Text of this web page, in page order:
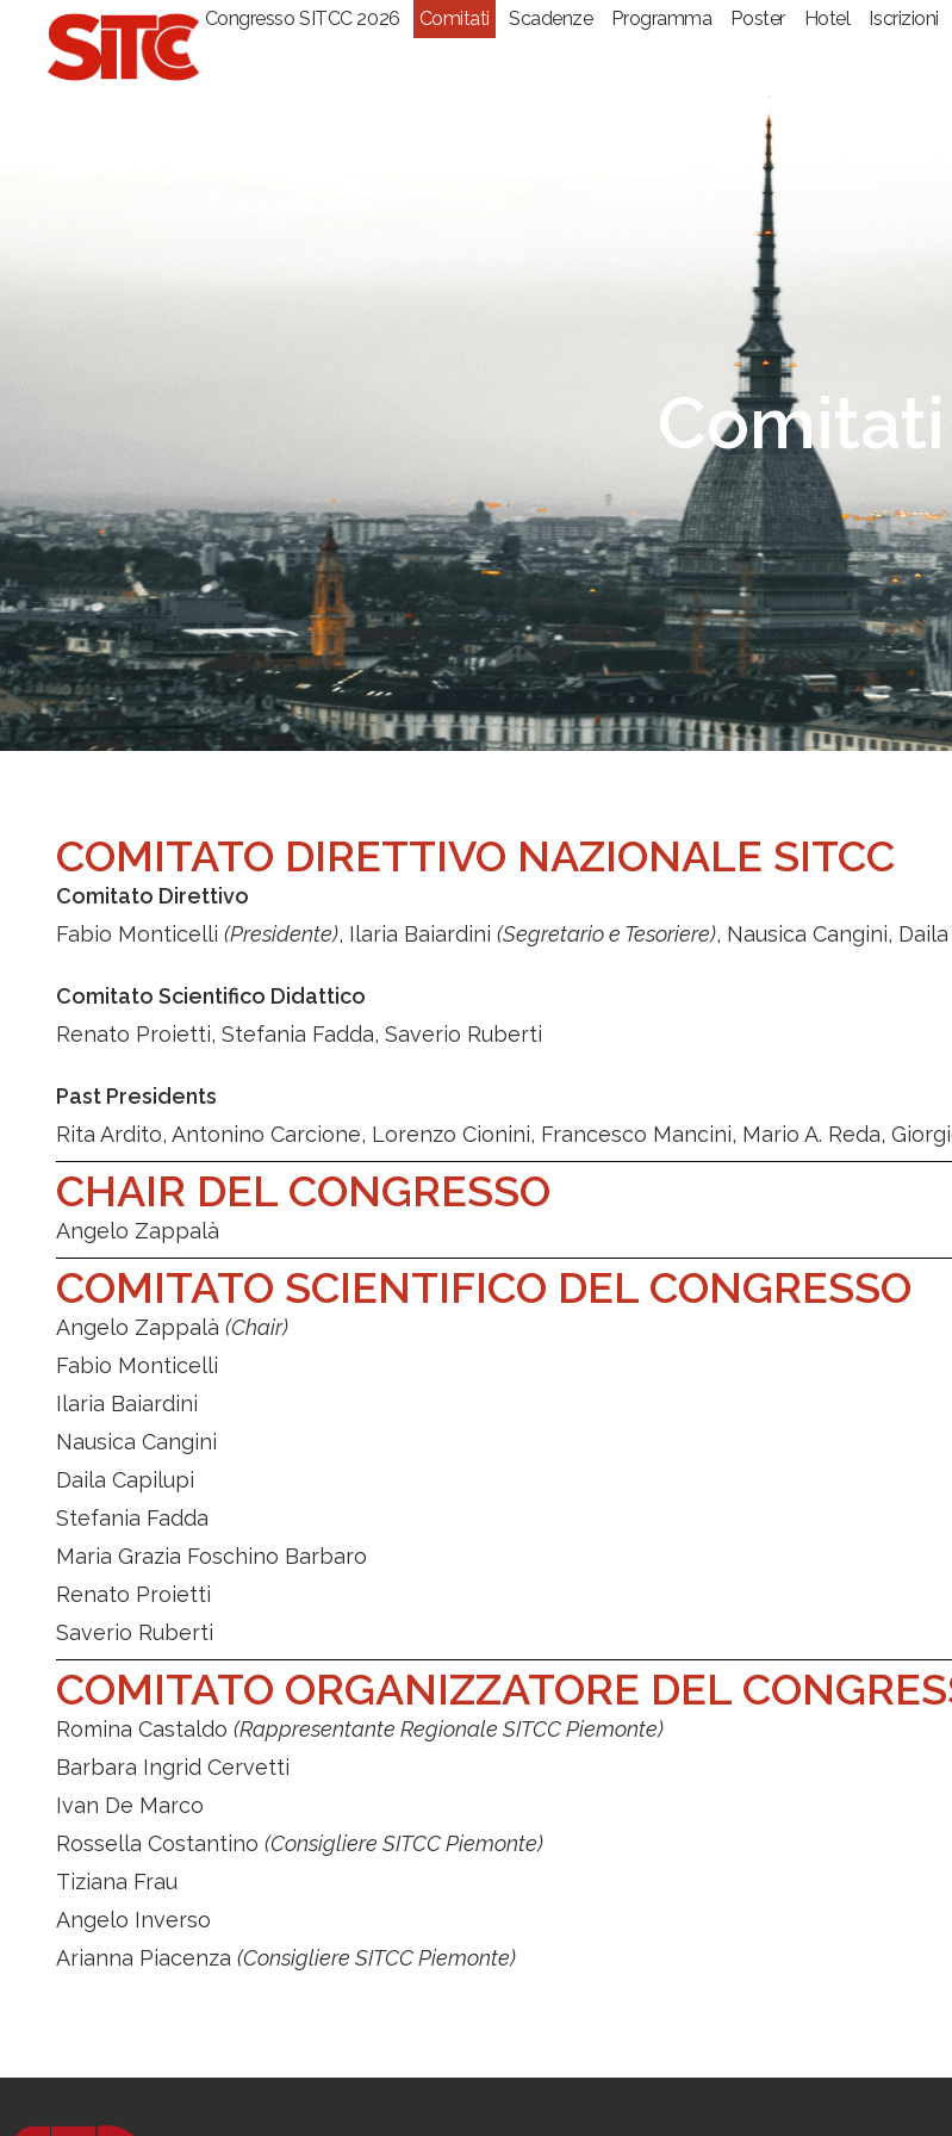
Congresso SITCC 2026 Comitati Scadenze Programma Poster Hotel Iscrizioni
Comitati
COMITATO DIRETTIVO NAZIONALE SITCC
Comitato Direttivo
Fabio Monticelli (Presidente), Ilaria Baiardini (Segretario e Tesoriere), Nausica Cangini,
Comitato Scientifico Didattico
Renato Proietti, Stefania Fadda, Saverio Ruberti
Past Presidents
Rita Ardito, Antonino Carcione, Lorenzo Cionini, Francesco Mancini, Mario A. Reda,
CHAIR DEL CONGRESSO
Angelo Zappalà
COMITATO SCIENTIFICO DEL CONGRESSO
Angelo Zappalà (Chair)
Fabio Monticelli
Ilaria Baiardini
Nausica Cangini
Daila Capilupi
Stefania Fadda
Maria Grazia Foschino Barbaro
Renato Proietti
Saverio Ruberti
COMITATO ORGANIZZATORE DEL
Romina Castaldo (Rappresentante Regionale SITCC Piemonte)
Barbara Ingrid Cervetti
Ivan De Marco
Rossella Costantino (Consigliere SITCC Piemonte)
Tiziana Frau
Angelo Inverso
Arianna Piacenza (Consigliere SITCC Piemonte)